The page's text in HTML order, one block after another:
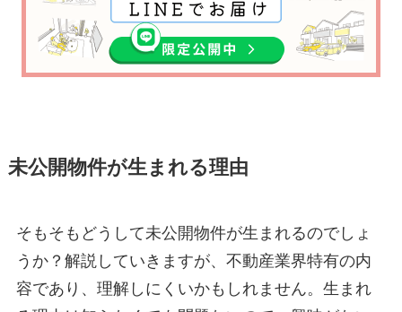
未公開物件が生まれる理由
そもそもどうして未公開物件が生まれるのでしょ
うか？解説していきますが、不動産業界特有の内
容であり、理解しにくいかもしれません。生まれ